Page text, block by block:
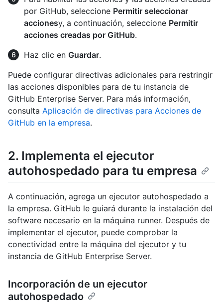
por GitHub, seleccione Permitir seleccionar
accionesy, a continuación, seleccione Permitir
acciones creadas por GitHub.
Haz clic en Guardar.
Puede configurar directivas adicionales para restringir
las acciones disponibles para de tu instancia de
GitHub Enterprise Server. Para más información,
consulta Aplicación de directivas para Acciones de
GitHub en la empresa.
2. Implementa el ejecutor
autohospedado para tu empresa
A continuación, agrega un ejecutor autohospedado a
la empresa. GitHub le guiará durante la instalación del
software necesario en la máquina runner. Después de
implementar el ejecutor, puede comprobar la
conectividad entre la máquina del ejecutor y tu
instancia de GitHub Enterprise Server.
Incorporación de un ejecutor
autohospedado